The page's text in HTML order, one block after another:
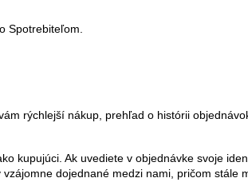
Spotrebiteľom.
rýchlejší nákup, prehľad o histórii
kupujúci. Ak uvediete v objednávke svoje
dojednané medzi nami, pričom